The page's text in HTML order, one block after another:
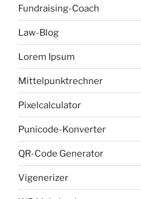
Fundraising-Coach
Law-Blog
Lorem Ipsum
Mittelpunktrechner
Pixelcalculator
Punicode-Konverter
QR-Code Generator
Vigenerizer